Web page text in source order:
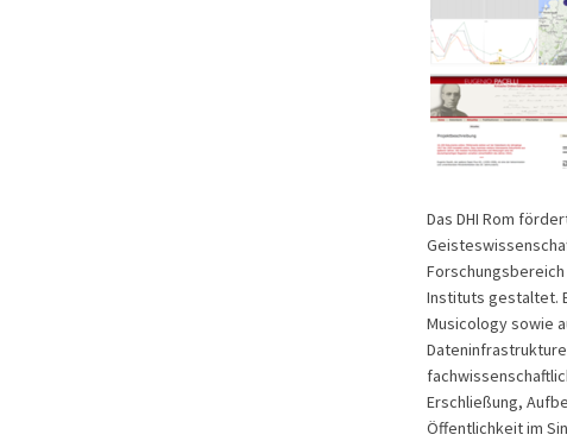
Das DHI Rom
Instituts gestaltet.
Musicology sowie
Erschließung,
Öffentlichkeit im